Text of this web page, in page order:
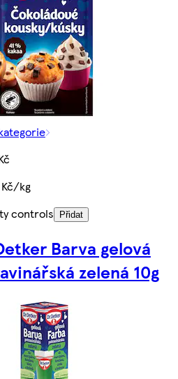
kg
controls
Přidat
Barva gelová
zelená 10g